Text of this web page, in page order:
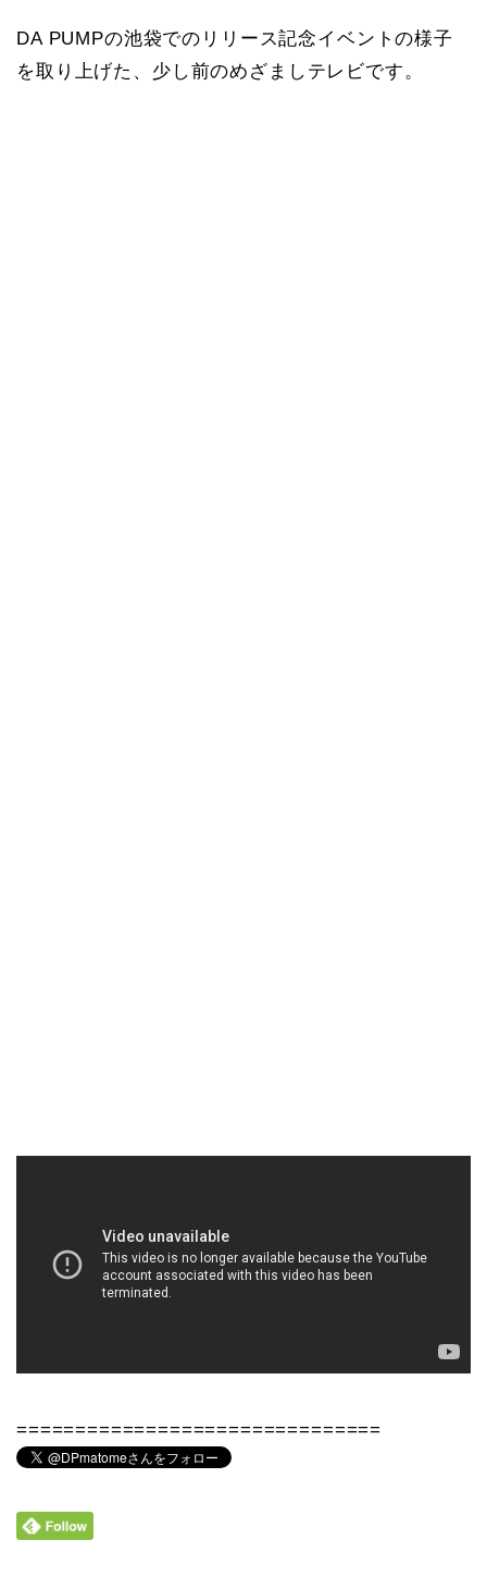
DA PUMPの池袋でのリリース記念イベントの様子
を取り上げた、少し前のめざましテレビです。
===============================